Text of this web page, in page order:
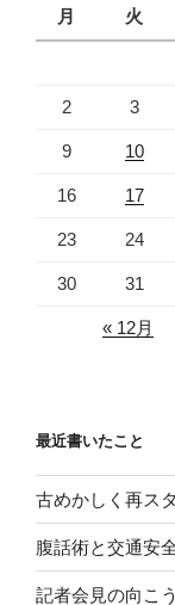
月
火
2 3
9 10
16 17
23 24
30 31
« 12月
最近書いたこと
古めかしく再ス
腹話術と交通安
記者会見の向こ